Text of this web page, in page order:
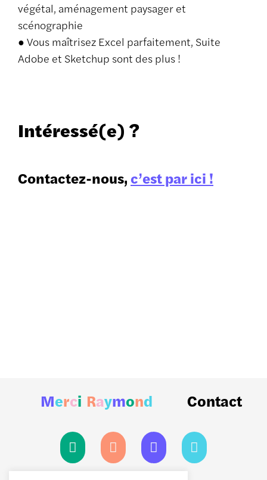
végétal, aménagement paysager et
scénographie
● Vous maîtrisez Excel parfaitement, Suite
Adobe et Sketchup sont des plus !
Intéressé(e) ?
Contactez-nous,c’est par ici !
Merci Raymond Contact